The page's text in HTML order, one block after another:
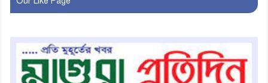
অবহিতকরণ
মাগুরায় আ’লীগের প্রতিষ্ঠাবার্ষিকীর
কর্মসূচি প্রতিরোধে বিএনপির
মোটরসাইকেল শোডাউন